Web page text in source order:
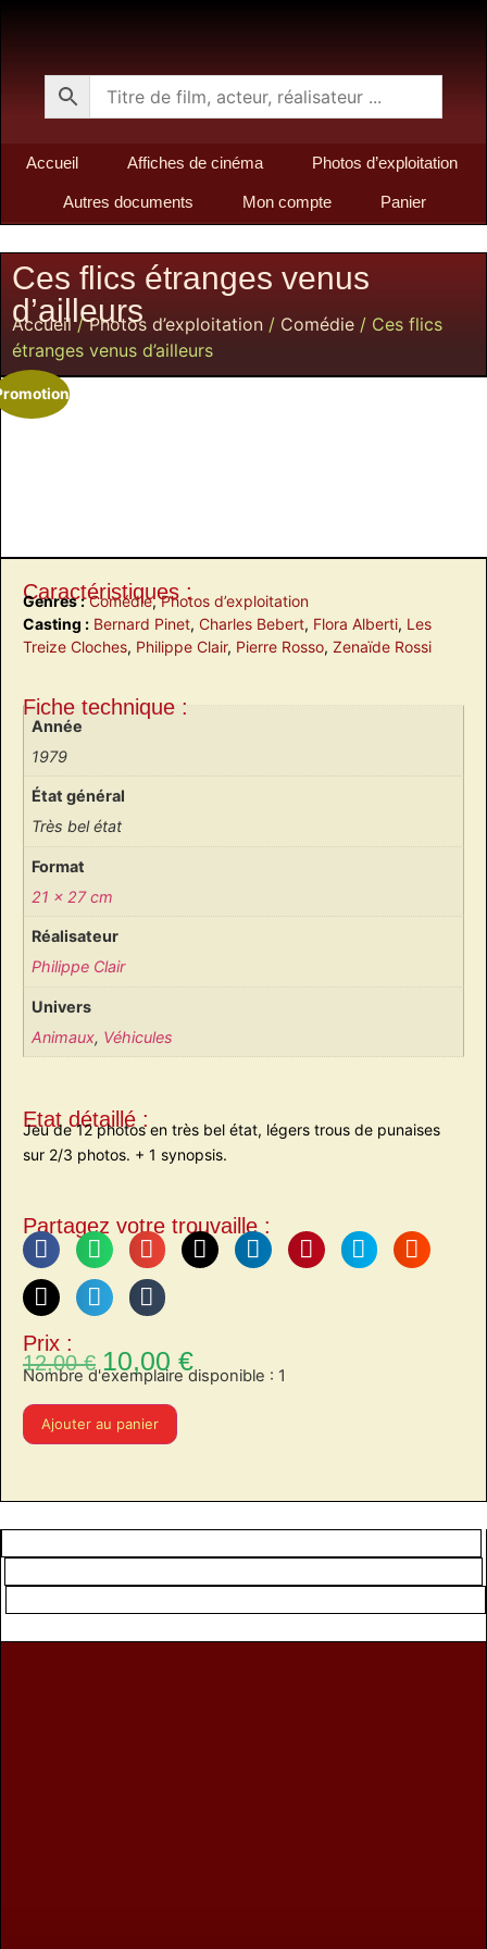
Accueil Affiches de cinéma Photos d’exploitation
Autres documents Mon compte Panier
Ces flics étranges venus
d’ailleurs
Accueil/Photos d’exploitation / Comédie / Ces flics
étranges venus d’ailleurs
Caractéristiques :
Genres : Comédie,Photos d’exploitation
Casting : Bernard Pinet, Charles Bebert, Flora Alberti, Les
Treize Cloches, Philippe Clair, Pierre Rosso, Zenaïde Rossi
Fiche technique :
Année
1979
État général
Très bel état
Format
21 x 27 cm
Réalisateur
Philippe Clair
Univers
Animaux, Véhicules
Etat détaillé :
Jeu de 12 photos en très bel état, légers trous de punaises
sur 2/3 photos. + 1 synopsis.
Partagez votre trouvaille :
Prix :
12,00€ 10,00 €
Nombre d'exemplaire disponible : 1
Ajouter au panier